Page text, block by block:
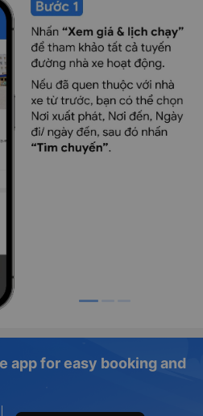
đêm, tài xế vẫn chạy tốc độ vừa
có thể ngủ hoặc nghỉ ngơi
đường đi.
app for easy booking and